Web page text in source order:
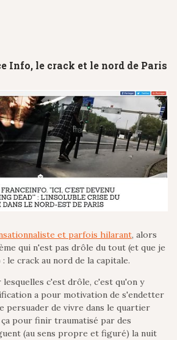
Info, le crack et le nord de Paris
et parfois hilarant, alors
qui n'est pas drôle du tout (et que je
le crack au nord de la capitale.
c'est drôle, c'est qu'on y
a pour motivation de s'endetter
persuader de vivre dans le quartier
pour finir traumatisé par des
(au sens propre et figuré) la nuit